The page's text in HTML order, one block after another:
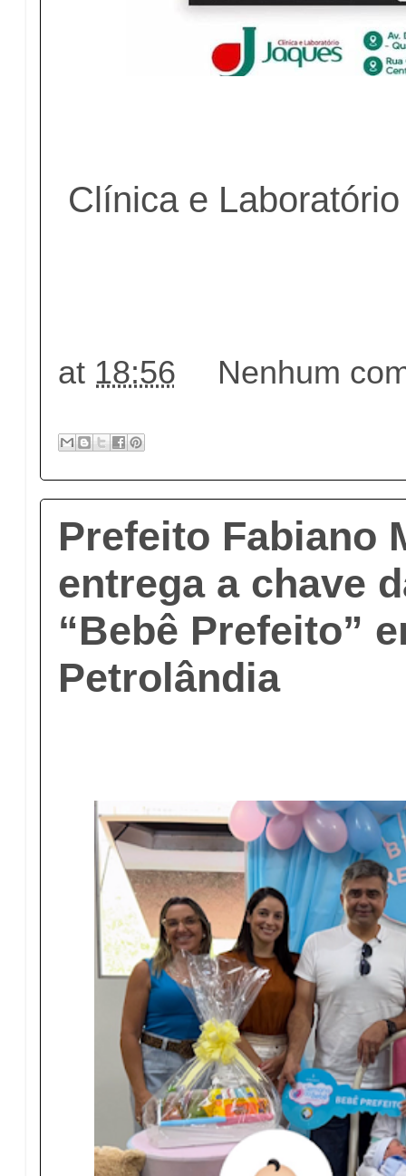
Clínica e
at 18:56 Nenhum
Prefeito Fabiano
entrega a chave
“Bebê Prefeito”
Petrolândia